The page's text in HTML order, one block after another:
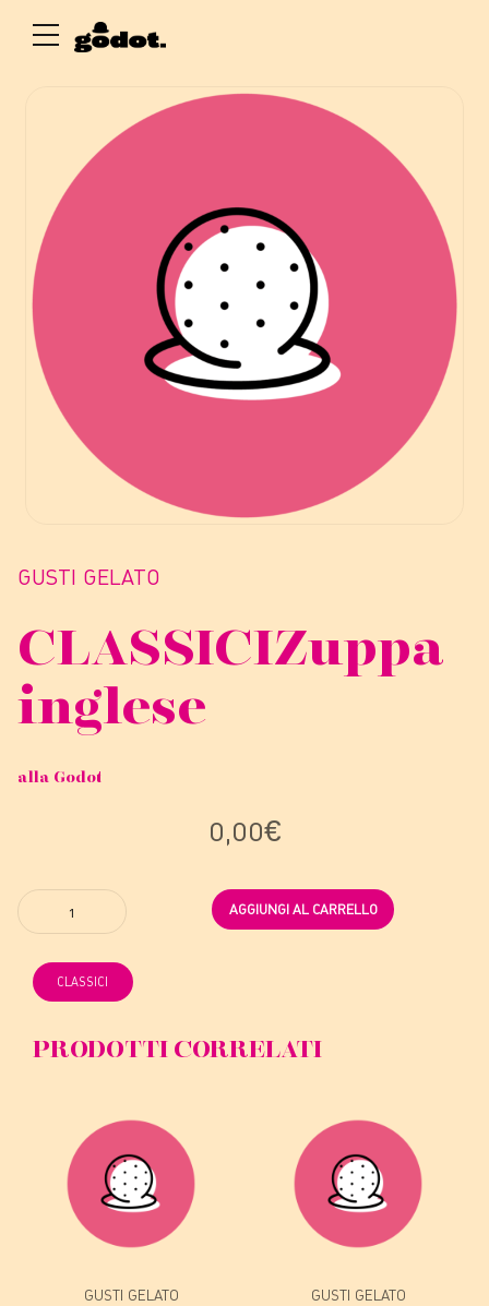
GUSTI GELATO
CLASSICIZuppa
inglese
alla Godot
0,00€
Quantity AGGIUNGI AL CARRELLO
CLASSICI
PRODOTTI CORRELATI
GUSTI GELATO GUSTI GELATO